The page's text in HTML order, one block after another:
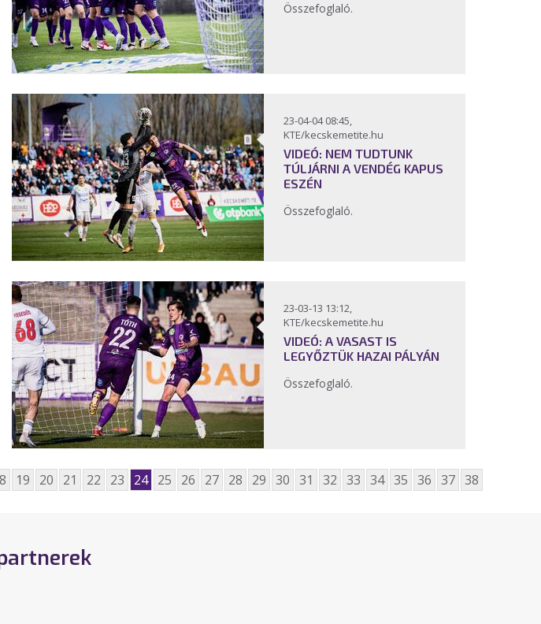
Összefoglaló.
23-04-04 08:45,
KTE/kecskemetite.hu
VIDEÓ: NEM TUDTUNK
TÚLJÁRNI A VENDÉG KAPUS
ESZÉN
Összefoglaló.
23-03-13 13:12,
KTE/kecskemetite.hu
VIDEÓ: A VASAST IS
LEGYŐZTÜK HAZAI PÁLYÁN
Összefoglaló.
19 20 21 22 23 24 25 26 27 28 29 30 31 32 33 34 35 36 37 38